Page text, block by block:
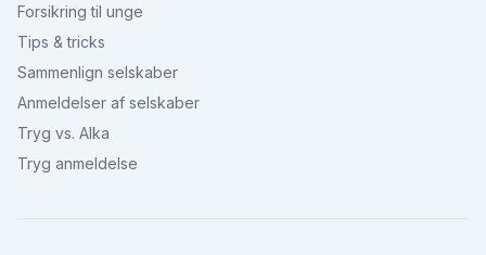
Forsikring til unge
Tips & tricks
Sammenlign selskaber
Anmeldelser af selskaber
Tryg vs. Alka
Tryg anmeldelse